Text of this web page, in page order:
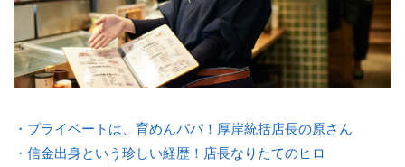
・プライベートは、育めんパパ！厚岸統括店長の原さん
・信金出身という珍しい経歴！店長なりたてのヒロ